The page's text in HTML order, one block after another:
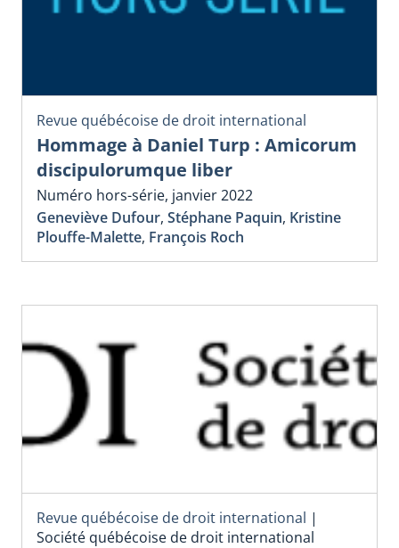
Revue québécoise de droit international
Hommage à Daniel Turp : Amicorum
discipulorumque liber
Numéro hors-série, janvier 2022
Geneviève Dufour, Stéphane Paquin, Kristine
Plouffe-Malette, François Roch
Revue québécoise de droit international |
Société québécoise de droit international